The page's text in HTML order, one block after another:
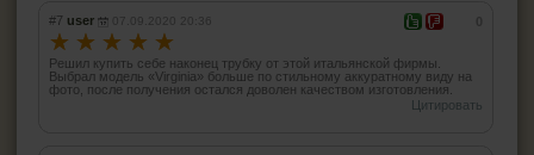
#7 user 07.09.2020 20:36
☆ ☆ ☆ ☆ ☆
Решил купить себе наконец трубку от этой итальянской фирмы.
Выбрал модель «Virginia» больше по стильному аккуратному виду на
фото, после получения остался доволен качеством изготовления.
Цитировать